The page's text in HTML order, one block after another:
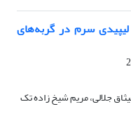
لیپیدی سرم در گربه‌های
جلالی، مریم شیخ زاده تک